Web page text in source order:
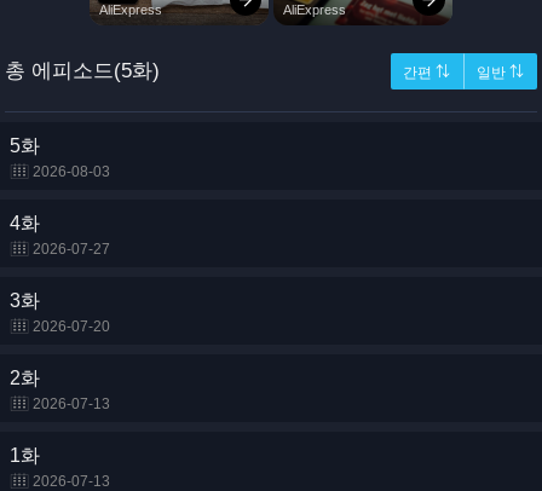
총 에피소드(5화) 간편 ⇅ 일반 ⇅
5화
2026-08-03
4화
2026-07-27
3화
2026-07-20
2화
2026-07-13
1화
2026-07-13